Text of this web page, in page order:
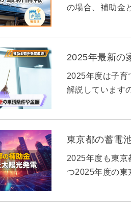
の場合、補助金
2025年最新の
2025年度は子育
解説しています
東京都の蓄電
2025年度も東京
つ2025年度の東